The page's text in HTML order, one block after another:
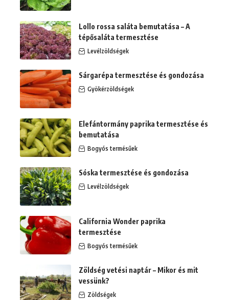
Lollo rossa saláta bemutatása – A
tépősaláta termesztése
Levélzöldségek
Sárgarépa termesztése és gondozása
Gyökérzöldségek
Elefántormány paprika termesztése és
bemutatása
Bogyós termésűek
Sóska termesztése és gondozása
Levélzöldségek
California Wonder paprika
termesztése
Bogyós termésűek
Zöldség vetési naptár – Mikor és mit
vessünk?
Zöldségek